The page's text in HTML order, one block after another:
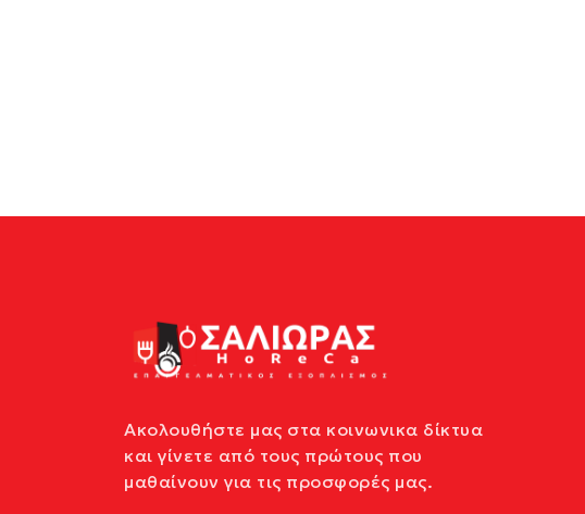
Ακολουθήστε μας στα κοινωνικα δίκτυα
και γίνετε από τους πρώτους που
μαθαίνουν για τις προσφορές μας.